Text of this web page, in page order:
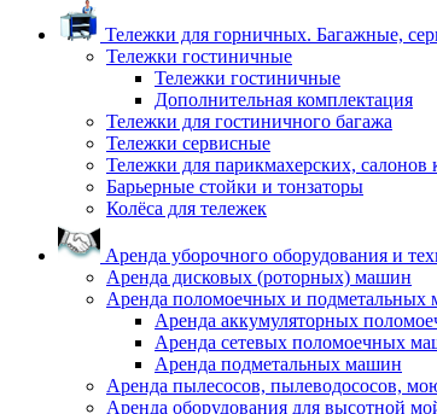
Тележки для горничных. Багажные,
Тележки гостиничные
Тележки гостиничные
Дополнительная комплектация
Тележки для гостиничного багажа
Тележки сервисные
Тележки для парикмахерских, салонов
Барьерные стойки и тонзаторы
Колёса для тележек
Аренда уборочного оборудования и
Аренда дисковых (роторных) машин
Аренда поломоечных и подметальных
Аренда аккумуляторных
Аренда сетевых поломоечных
Аренда подметальных машин
Аренда пылесосов, пылеводососов,
Аренда оборудования для высотной